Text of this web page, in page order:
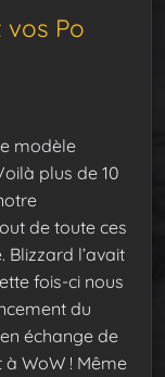
Po
modèle
plus de 10
de toute ces
l’avait
fois-ci nous
du
échange de
WoW ! Même